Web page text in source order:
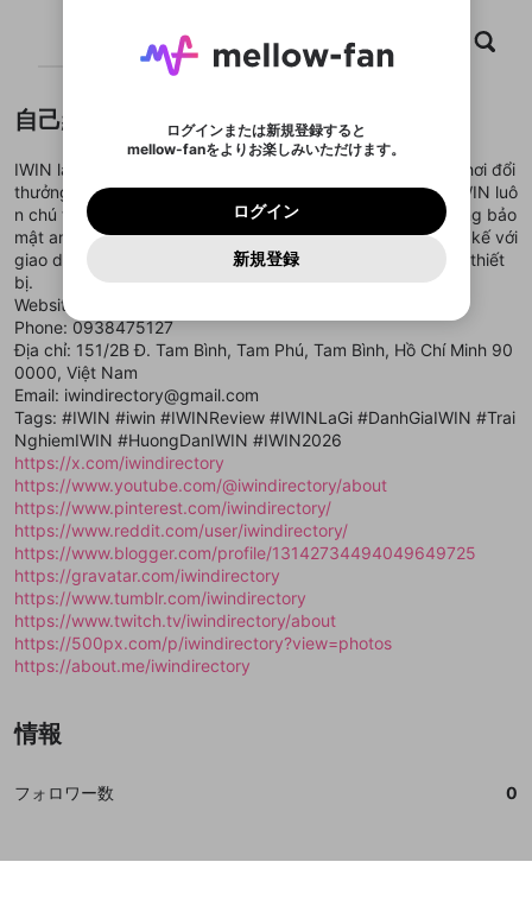
動画 キャプチャ プレイリスト
自己紹介
IWIN là điểm đến giải trí trực tuyến hàng đầu với kho trò chơi đổi
thưởng phong phú và chất lượng vượt trội. Thương hiệu IWIN luô
n chú trọng vào trải nghiệm khách hàng thông qua hệ thống bảo
mật an toàn tuyệt đối. Hệ thống trò chơi tại đây được thiết kế với
giao diện bắt mắt cùng tốc độ xử lý nhanh chóng trên mọi thiết
bị.
Website:
Phone: 0938475127
Địa chỉ: 151/2B Đ. Tam Bình, Tam Phú, Tam Bình, Hồ Chí Minh 90
0000, Việt Nam
Email: iwindirectory@gmail.com
Tags: #IWIN #iwin #IWINReview #IWINLaGi #DanhGiaIWIN #Trai
NghiemIWIN #HuongDanIWIN #IWIN2026
https://x.com/iwindirectory
https://www.youtube.com/@iwindirectory/about
https://www.pinterest.com/iwindirectory/
https://www.reddit.com/user/iwindirectory/
https://www.blogger.com/profile/13142734494049649725
https://gravatar.com/iwindirectory
https://www.tumblr.com/iwindirectory
https://www.twitch.tv/iwindirectory/about
https://500px.com/p/iwindirectory?view=photos
https://about.me/iwindirectory
情報
フォロワー数 0
ブロックリストに追加しますか？
キャンセル OK
この動画の公開は終了しました
OK
※ファンレター機能は有料サービスです。
動画プレイリストを選択
動画のプレイリストを一つ選択すると、そのプレイ
ることができます。
動画プレイリストを選択
動画プレイリストがありません
ポイントが不足しています
した。 サービスを利用するには変更後の内容を
を確認しました。
確認しました
または
Google
Yahoo! JAPAN
Appleでサインアップ
mellow-fanの利用規約 ・プライバシーポリシー ・外部
サービスとのID連携に関する同意事項
で、次にお進みください
次にお進みください。
mellow-fanからのお得な情報をメールで受
け取る
または
Google
Yahoo! JAPAN
Appleでサインイン
mellow-fanの利用規約 ・プライバシーポリシー ・外部
サービスとのID連携に関する同意事項
で、次にお進みください
ログイン
パスワードを忘れた方はこちら
アカウントをお持ちですか？アカウントを作成する
ログインまたは新規登録すると
mellow-fanをよりお楽しみいただけます。
ログイン
新規登録
登録したメールアドレスを入力し、送信してくださ
再設定する
入力していただいたメールアドレ
スに、パスワード再設定用URLを
のでご確認ください
OK
お住まいの地域
ご登録いただいた情報はサービスの向上を目的
として使用いたします。
一部サービスをご利用いただくには、生年月の
登録が必要です。
登録
あとで登録
メイン及びcs.openrec.co.jpドメイン）が受信拒否設
定に含まれていないかご確認ください。
入力
セッションの有効期限が切れたた
プレミアム会員に入会
わいせつな表現
著作権の侵害
なりすまし行為
出会いを誘導する行為
ねずみ講やマルチ商法
誤解を招く配信設定
ゲームの録画禁止区域の配信
改造版・海賊版ソフトの配信
政治的・宗教的・人種的な内容
その他の問題
0
報告された問題については、利用規約に違反しているか
どうかをスタッフが確認します。
用することは、利用規約違反になります。
送信
閉じる
Discordアカウントをお持ちでない方
Discordアカウントを作成
Discordは第三者が提供するコミュニティーサービスで、
mellow-fanとは関わりがありません。Discordに関してのお
問い合わせにはお答えすることができません。Discordの仕
様変更により、限定コミュニティ特典の提供が終了する可能
します。
外部サービスとのID連携に関する同意事項
Discordとは？ Discordに参加する